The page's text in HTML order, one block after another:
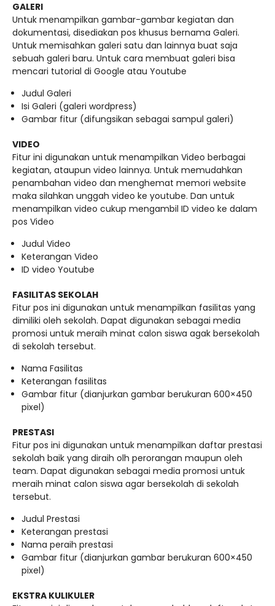
GALERI
Untuk menampilkan gambar-gambar kegiatan dan
dokumentasi, disediakan pos khusus bernama Galeri.
Untuk memisahkan galeri satu dan lainnya buat saja
sebuah galeri baru. Untuk cara membuat galeri bisa
mencari tutorial di Google atau Youtube
Judul Galeri
Isi Galeri (galeri wordpress)
Gambar fitur (difungsikan sebagai sampul galeri)
VIDEO
Fitur ini digunakan untuk menampilkan Video berbagai
kegiatan, ataupun video lainnya. Untuk memudahkan
penambahan video dan menghemat memori website
maka silahkan unggah video ke youtube. Dan untuk
menampilkan video cukup mengambil ID video ke dalam
pos Video
Judul Video
Keterangan Video
ID video Youtube
FASILITAS SEKOLAH
Fitur pos ini digunakan untuk menampilkan fasilitas yang
dimiliki oleh sekolah. Dapat digunakan sebagai media
promosi untuk meraih minat calon siswa agak bersekolah
di sekolah tersebut.
Nama Fasilitas
Keterangan fasilitas
Gambar fitur (dianjurkan gambar berukuran 600×450
pixel)
PRESTASI
Fitur pos ini digunakan untuk menampilkan daftar prestasi
sekolah baik yang diraih olh perorangan maupun oleh
team. Dapat digunakan sebagai media promosi untuk
meraih minat calon siswa agar bersekolah di sekolah
tersebut.
Judul Prestasi
Keterangan prestasi
Nama peraih prestasi
Gambar fitur (dianjurkan gambar berukuran 600×450
pixel)
EKSTRA KULIKULER